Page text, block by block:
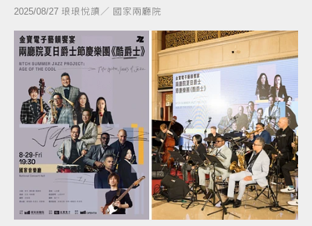
2025/08/27 琅琅悅讀／ 國家兩廳院